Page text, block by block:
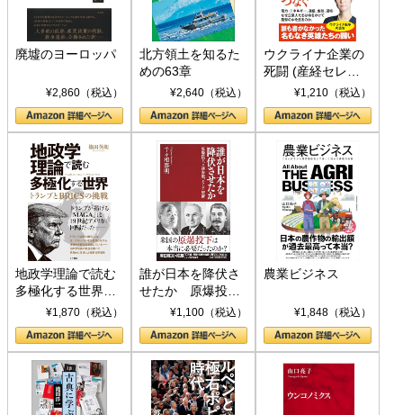
廃墟のヨーロッパ
¥2,860（税込）
北方領土を知るた
めの63章
¥2,640（税込）
ウクライナ企業の
死闘 (産経セレク
ト S 039)¥1,210（税込）
地政学理論で読む
多極化する世界：
トランプとBRICS
の挑戦
¥1,870（税込）
誰が日本を降伏さ
せたか 原爆投
下、ソ連参戦、そ
して聖断 (PHP新
書)
¥1,100（税込）
農業ビジネス
¥1,848（税込）